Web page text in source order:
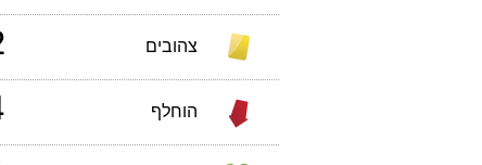
צהובים
הוחלף